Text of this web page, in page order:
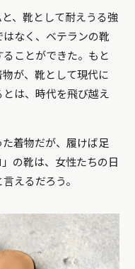
、靴として耐えうる強
なく、ベテランの靴
ことができた。もと
が、靴として現代に
は、時代を飛び越え
着物だが、履けば足
の靴は、女性たちの日
えるだろう。